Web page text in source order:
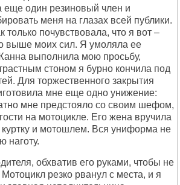
еще один резиновый член и
меня на глазах всей публики.
только почувствовала, что я вот –
выше моих сил. Я умоляла ее
выполнила мою просьбу,
стоном я бурно кончила под
Для торжественного закрытия
мне еще одно унижение:
мне предстояло со своим шефом,
на мотоцикле. Его жена вручила
и мотошлем. Вся униформа не
наготу.
обхватив его руками, чтобы не
резко рванул с места, и я